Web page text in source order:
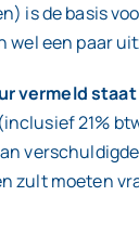
is de basis
wel een paar
vermeld staat
21%
zult moeten